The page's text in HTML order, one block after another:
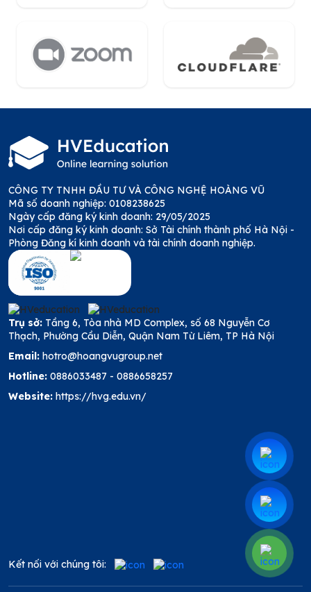
CÔNG TY TNHH ĐẦU TƯ VÀ CÔNG NGHỆ HOÀNG VŨ
Mã số doanh nghiệp: 0108238625
Ngày cấp đăng ký kinh doanh: 29/05/2025
Nơi cấp đăng ký kinh doanh: Sở Tài chính thành phố Hà Nội -
Phòng Đăng kí kinh doanh và tài chính doanh nghiệp.
Trụ sở: Tầng 6, Tòa nhà MD Complex, số 68 Nguyễn Cơ
Thạch, Phường Cầu Diễn, Quận Nam Từ Liêm, TP Hà Nội
Email: hotro@hoangvugroup.net
Hotline: 0886033487 - 0886658257
Website: https://hvg.edu.vn/
Kết nối với chúng tôi: